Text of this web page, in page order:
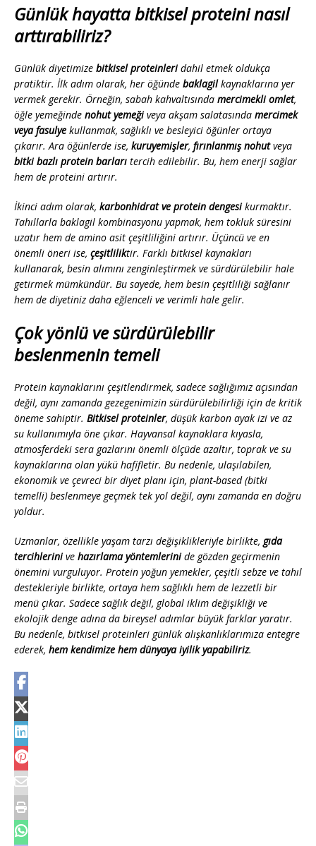
Günlük hayatta bitkisel proteini nasıl
arttırabiliriz?
Günlük diyetimize bitkisel proteinleridahil etmek oldukça
pratiktir. İlk adım olarak, her öğünde baklagilkaynaklarına yer
vermek gerekir. Örneğin, sabah kahvaltısında mercimekli omlet,
öğle yemeğinde nohut yemeğiveya akşam salatasında mercimek
veya fasulye kullanmak, sağlıklı ve besleyici öğünler ortaya
çıkarır. Ara öğünlerde ise, kuruyemişler, fırınlanmış nohutveya
bitki bazlı protein barları tercih edilebilir. Bu, hem enerji sağlar
hem de proteini artırır.
İkinci adım olarak, karbonhidrat ve protein dengesikurmaktır.
Tahıllarla baklagil kombinasyonu yapmak, hem tokluk süresini
uzatır hem de amino asit çeşitliliğini artırır. Üçüncü ve en
önemli öneri ise, çeşitliliktir. Farklı bitkisel kaynakları
kullanarak, besin alımını zenginleştirmek ve sürdürülebilir hale
getirmek mümkündür. Bu sayede, hem besin çeşitliliği sağlanır
hem de diyetiniz daha eğlenceli ve verimli hale gelir.
Çok yönlü ve sürdürülebilir
beslenmenin temeli
Protein kaynaklarını çeşitlendirmek, sadece sağlığımız açısından
değil, aynı zamanda gezegenimizin sürdürülebilirliği için de kritik
öneme sahiptir. Bitkisel proteinler, düşük karbon ayak izi ve az
su kullanımıyla öne çıkar. Hayvansal kaynaklara kıyasla,
atmosferdeki sera gazlarını önemli ölçüde azaltır, toprak ve su
kaynaklarına olan yükü hafifletir. Bu nedenle, ulaşılabilen,
ekonomik ve çevreci bir diyet planı için, plant-based (bitki
temelli) beslenmeye geçmek tek yol değil, aynı zamanda en doğru
yoldur.
Uzmanlar, özellikle yaşam tarzı değişiklikleriyle birlikte, gıda
tercihlerinive hazırlama yöntemlerinide gözden geçirmenin
önemini vurguluyor. Protein yoğun yemekler, çeşitli sebze ve tahıl
destekleriyle birlikte, ortaya hem sağlıklı hem de lezzetli bir
menü çıkar. Sadece sağlık değil, global iklim değişikliği ve
ekolojik denge adına da bireysel adımlar büyük farklar yaratır.
Bu nedenle, bitkisel proteinleri günlük alışkanlıklarımıza entegre
ederek, hem kendimize hem dünyaya iyilik yapabiliriz.